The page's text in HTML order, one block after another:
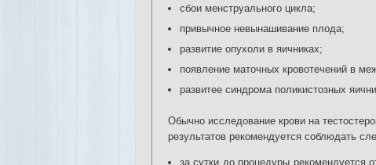
сбои менструального цикла;
привычное невынашивание плода;
развитие опухоли в яичниках;
появление маточных кровотечений в
развитее синдрома поликистозных
Обычно исследование крови на
результатов рекомендуется соблюдать
за сутки до процедуры рекомендуется